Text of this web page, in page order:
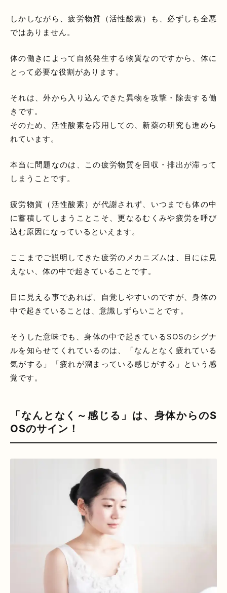
しかしながら、疲労物質（活性酸素）も、必ずしも全悪
ではありません。
体の働きによって自然発生する物質なのですから、体に
とって必要な役割があります。
それは、外から入り込んできた異物を攻撃・除去する働
きです。
そのため、活性酸素を応用しての、新薬の研究も進めら
れています。
本当に問題なのは、この疲労物質を回収・排出が滞って
しまうことです。
疲労物質（活性酸素）が代謝されず、いつまでも体の中
に蓄積してしまうことこそ、更なるむくみや疲労を呼び
込む原因になっているといえます。
ここまでご説明してきた疲労のメカニズムは、目には見
えない、体の中で起きていることです。
目に見える事であれば、自覚しやすいのですが、身体の
中で起きていることは、意識しずらいことです。
そうした意味でも、身体の中で起きているSOSのシグナ
ルを知らせてくれているのは、「なんとなく疲れている
気がする」「疲れが溜まっている感じがする」という感
覚です。
「なんとなく～感じる」は、身体からのS
OSのサイン！